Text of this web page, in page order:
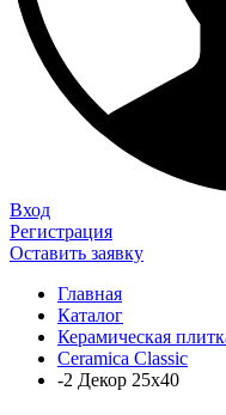
Вход
Регистрация
Оставить заявку
Главная
Каталог
Керамическая
Ceramica Classic
-2 Декор 25x40